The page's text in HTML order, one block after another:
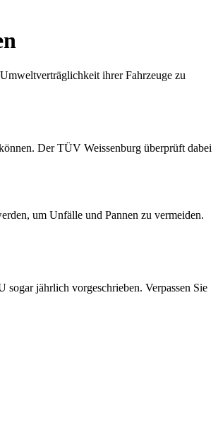
ihrer Fahrzeuge zu
Der TÜV Weissenburg überprüft dabei
um Unfälle und Pannen zu vermeiden.
sogar jährlich vorgeschrieben. Verpassen Sie